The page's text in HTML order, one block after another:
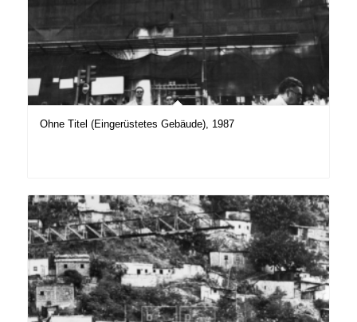
Ohne Titel (Eingerüstetes Gebäude), 1987